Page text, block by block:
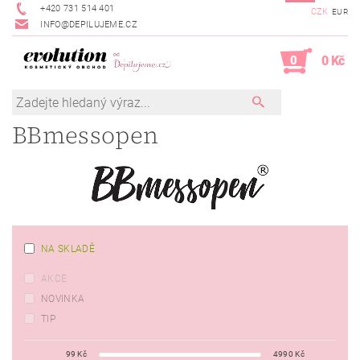
+420 731 514 401
INFO@DEPILUJEME.CZ
CZK EUR
0 0 Kč
BBmessopen
NA SKLADĚ
AKCE
NOVINKA
TIP
99 Kč 4990 Kč